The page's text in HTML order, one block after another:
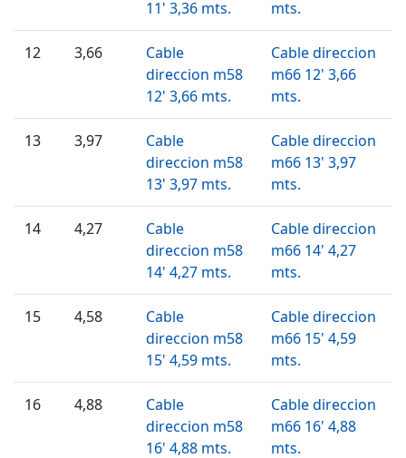
11' 3,36 mts. mts.
12 3,66
Cable
direccion m58
12' 3,66 mts.
Cable direccion
m66 12' 3,66
mts.
13 3,97
Cable
direccion m58
13' 3,97 mts.
Cable direccion
m66 13' 3,97
mts.
14 4,27
Cable
direccion m58
14' 4,27 mts.
Cable direccion
m66 14' 4,27
mts.
15 4,58
Cable
direccion m58
15' 4,59 mts.
Cable direccion
m66 15' 4,59
mts.
16 4,88
Cable
direccion m58
16' 4,88 mts.
Cable direccion
m66 16' 4,88
mts.